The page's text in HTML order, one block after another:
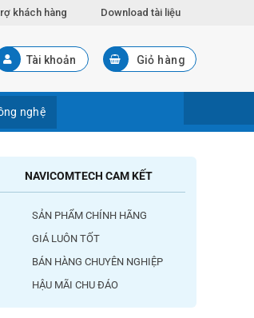
khách hàng Download tài liệu
Tài khoản Giỏ hàng
nghệ
NAVICOMTECH CAM KẾT
SẢN PHẨM CHÍNH HÃNG
GIÁ LUÔN TỐT
BÁN HÀNG CHUYÊN NGHIỆP
HẬU MÃI CHU ĐÁO